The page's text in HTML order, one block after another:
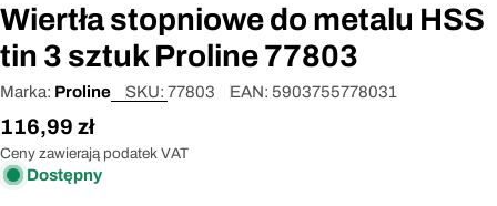
Wiertła stopniowe do metalu HSS
tin 3 sztuk Proline 77803
Marka: Proline SKU: 77803 EAN: 5903755778031
Cena
regularna
116,99 zł
Ceny zawierają podatek VAT
Dostępny